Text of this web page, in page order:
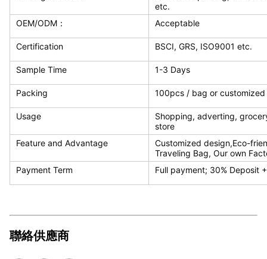
etc.
OEM/ODM：
Acceptable
Certification BSCI, GRS, ISO9001 etc.
Sample Time 1-3 Days
Packing 100pcs / bag or customized
Usage
Shopping, adverting,
store
Feature and Advantage
Customized design,Eco-
Traveling Bag, Our own
Payment Term
Full payment; 30% Deposit
聯絡供應商